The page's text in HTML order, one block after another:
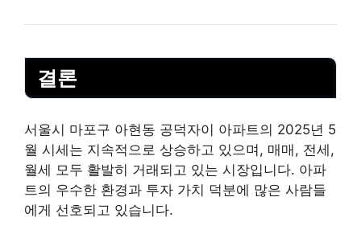
결론
서울시 마포구 아현동 공덕자이 아파트의 2025년 5
월 시세는 지속적으로 상승하고 있으며, 매매, 전세,
월세 모두 활발히 거래되고 있는 시장입니다. 아파
트의 우수한 환경과 투자 가치 덕분에 많은 사람들
에게 선호되고 있습니다.